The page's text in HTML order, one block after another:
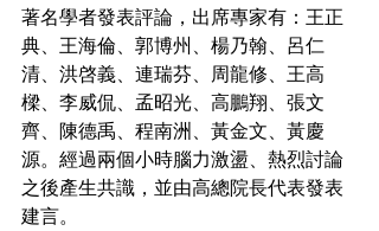
著名學者發表評論，出席專家有：王正
典、王海倫、郭博州、楊乃翰、呂仁
清、洪啓義、連瑞芬、周龍修、王高
樑、李威侃、孟昭光、高鵬翔、張文
齊、陳德禹、程南洲、黃金文、黃慶
源。經過兩個小時腦力激盪、熱烈討論
之後產生共識，並由高總院長代表發表
建言。